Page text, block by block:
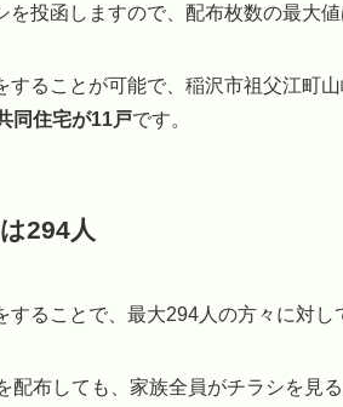
投函しますので、配布枚数の最大
ることが可能で、稲沢市祖父江町山
同住宅が11戸です。
294人
ることで、最大294人の方々に対
配布しても、家族全員がチラシを見